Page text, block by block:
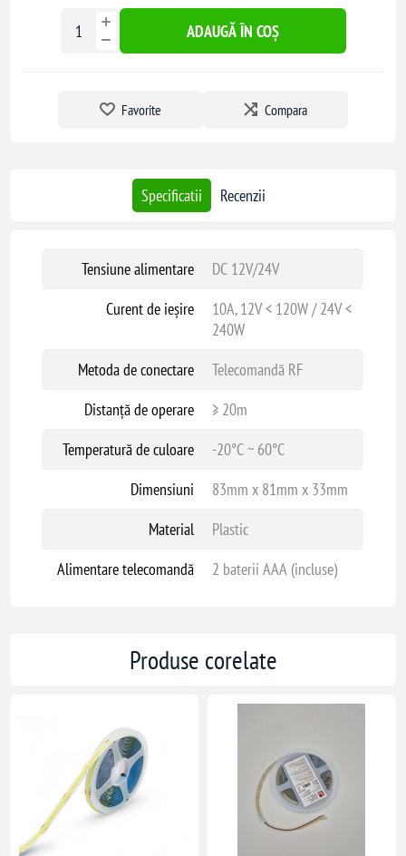
oferind o soluție eficientă și convenabilă pentru personalizarea
iluminatului ambiental.
ADAUGĂ ÎN COȘ
Favorite Compara
Specificatii Recenzii
Tensiune alimentare
DC 12V/24V
Curent de ieșire
10A, 12V < 120W / 24V <
240W
Metoda de conectare
Telecomandă RF
Distanță de operare
≥ 20m
Temperatură de culoare
-20°C ~ 60°C
Dimensiuni
83mm x 81mm x 33mm
Material
Plastic
Alimentare telecomandă
2 baterii AAA (incluse)
Produse corelate